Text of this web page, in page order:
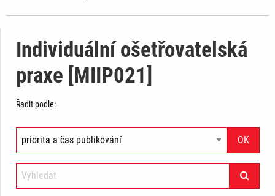
Individuální ošetřovatelská
praxe [MIIP021]
Řadit podle: